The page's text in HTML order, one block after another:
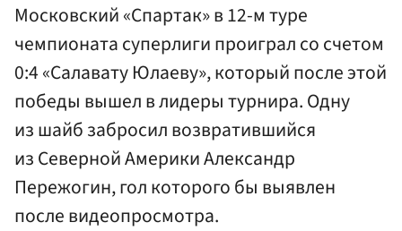
Московский «Спартак» в 12-м туре
чемпионата суперлиги проиграл со счетом
0:4 «Салавату Юлаеву», который после этой
победы вышел в лидеры турнира. Одну
из шайб забросил возвратившийся
из Северной Америки Александр
Пережогин, гол которого бы выявлен
после видеопросмотра.